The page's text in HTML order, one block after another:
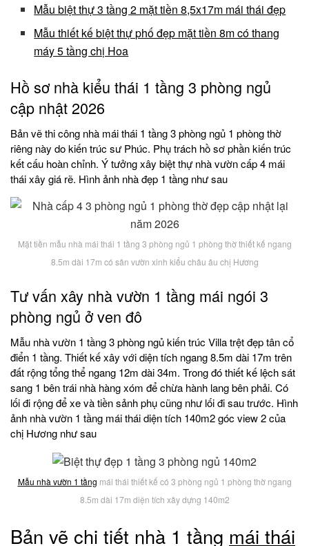
Mẫu biệt thự 3 tầng 2 mặt tiền 8,5x17m mái thái đẹp
Mẫu thiết kế biệt thự phố đẹp mặt tiền 8m có thang
máy 5 tầng chị Hoa
Hồ sơ nhà kiểu thái 1 tầng 3 phòng ngủ
cập nhật 2026
Bản vẽ thi công nhà mái thái 1 tầng 3 phòng ngủ 1 phòng thờ
riêng này do kiến trúc sư Phúc. Phụ trách hồ sơ phần kiến trúc
kết cấu hoàn chỉnh. Ý tưởng xây biệt thự nhà vườn cấp 4 mái
thái xây giá rẽ. Hình ảnh nhà đẹp 1 tầng như sau
Mặt tiền mẫu nhà mái thái 1 tầng 3 phòng ngủ 1 phòng thờ thiết kế ngang
8.5m dài 17m có sân vườn xinh kiểu châu âu chị Hương
Tư vấn xây nhà vườn 1 tầng mái ngói 3
phòng ngủ ở ven đô
Mẫu nhà vườn 1 tầng 3 phòng ngủ kiến trúc Villa trệt đẹp tân cổ
điển 1 tầng. Thiết kế xây với diện tích ngang 8.5m dài 17m trên
đất rộng tổng thể ngang 12m dài 34m. Trong đó thiết kế lệch sát
sang 1 bên trái nhà hàng xóm để chừa hành lang bên phải. Có
lối đi rộng để xe và tiền sảnh phụ cũng như lối đi sau trước. Hình
ảnh nhà vườn 1 tầng mái thái diện tích 140m2 góc view 2 của
chị Hương như sau
Mẫu nhà vườn 1 tầng mái thái thiết kế có 3 phòng ngủ 1 phòng thờ ngang
8.5m dài 17m diện tích xây dựng 140m2
Bản vẽ chi tiết nhà 1 tầng mái thái